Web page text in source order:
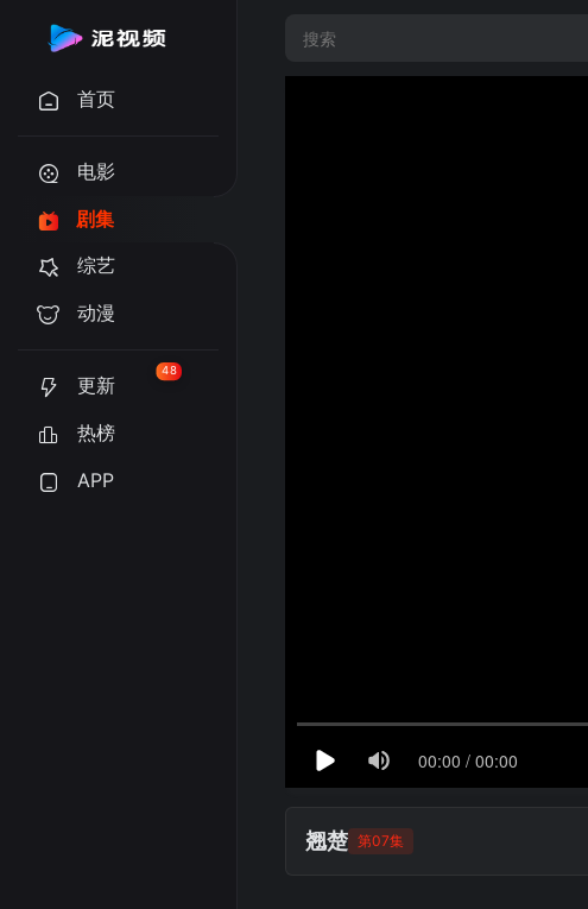
首页
电影
剧集
综艺
动漫
更新
48
热榜
APP
翘楚 第07集